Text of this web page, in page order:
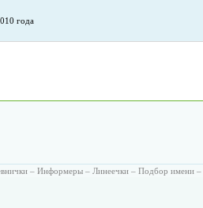
года
– Информеры – Линеечки – Подбор имени –